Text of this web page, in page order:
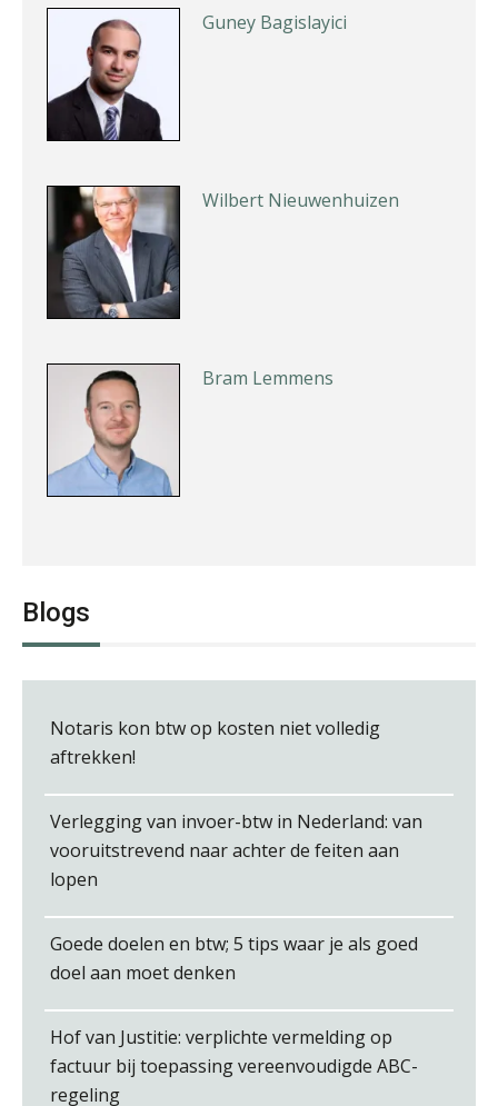
Guney Bagislayici
Wilbert Nieuwenhuizen
Bram Lemmens
Erik van Toledo
Albert Heeling
Blogs
Notaris kon btw op kosten niet volledig
aftrekken!
Verlegging van invoer-btw in Nederland: van
vooruitstrevend naar achter de feiten aan
lopen
Goede doelen en btw; 5 tips waar je als goed
doel aan moet denken
Hof van Justitie: verplichte vermelding op
factuur bij toepassing vereenvoudigde ABC-
regeling